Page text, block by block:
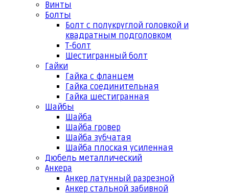
Винты
Болты
Болт с полукруглой головкой и
квадратным подголовком
Т-болт
Шестигранный болт
Гайки
Гайка с фланцем
Гайка соединительная
Гайка шестигранная
Шайбы
Шайба
Шайба гровер
Шайба зубчатая
Шайба плоская усиленная
Дюбель металлический
Анкера
Анкер латунный разрезной
Анкер стальной забивной